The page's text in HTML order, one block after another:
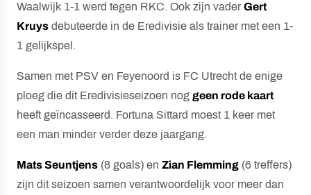
Waalwijk 1-1 werd tegen RKC. Ook zijn vaderGert
Kruys debuteerde in de Eredivisie als trainer met een 1-
1 gelijkspel.
Samen met PSV en Feyenoord is FC Utrecht de enige
ploeg die dit Eredivisieseizoen nog geen rode kaart
heeft geïncasseerd. Fortuna Sittard moest 1 keer met
een man minder verder deze jaargang.
Mats Seuntjens (8 goals) en Zian Flemming (6 treffers)
zijn dit seizoen samen verantwoordelijk voor meer dan